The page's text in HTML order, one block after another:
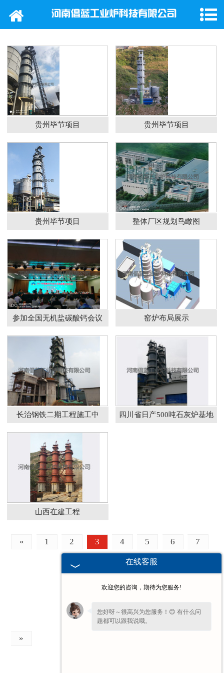
网站首页
产品中心
新闻动态
行业新闻
工程案例
在线留言
联系我们
贵州毕节项目 贵州毕节项目
贵州毕节项目 整体厂区规划鸟瞰图
参加全国无机盐碳酸钙会议 窑炉布局展示
长治钢铁二期工程施工中 四川省日产500吨石灰炉基地
山西在建工程
« 1 2 3 4 5 6 7
»
在线客服
欢迎您的咨询，期待为您服务!
您好呀～很高兴为您服务！😊 有什么问
题都可以跟我说哦。